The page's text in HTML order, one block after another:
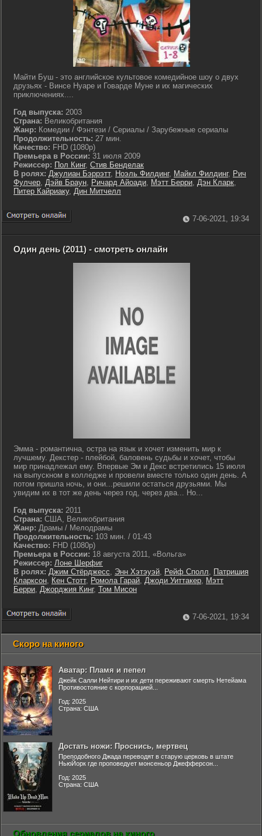
Майти Буш - это английское культовое комедийное шоу о двух
друзьях - Винсе Нуаре и Говарде Муне и их магических
приключениях....
Год выпуска: 2003
Страна: Великобритания
Жанр: Комедии / Фэнтези / Сериалы / Зарубежные сериалы
Продолжительность: 27 мин.
Качество: FHD (1080p)
Премьера в России: 31 июля 2009
Режиссер: Пол Кинг, Стив Бенделак
В ролях: Джулиан Бэррэтт, Ноэль Филдинг, Майкл Филдинг, Рич
Фулчер, Дэйв Браун, Ричард Айоади, Мэтт Берри, Дэн Кларк,
Питер Кайриаку, Дин Митчелл
7-06-2021, 19:34
Один день (2011) - смотреть онлайн
Эмма - романтична, остра на язык и хочет изменить мир к
лучшему. Декстер - плейбой, баловень судьбы и хочет, чтобы
мир принадлежал ему. Впервые Эм и Декс встретились 15 июля
на выпускном в колледже и провели вместе только один день. А
потом пришла ночь, и они...решили остаться друзьями. Мы
увидим их в тот же день через год, через два... Но...
Год выпуска: 2011
Страна: США, Великобритания
Жанр: Драмы / Мелодрамы
Продолжительность: 103 мин. / 01:43
Качество: FHD (1080p)
Премьера в России: 18 августа 2011, «Вольга»
Режиссер: Лоне Шерфиг
В ролях: Джим Стёрджесс, Энн Хэтэуэй, Рейф Сполл, Патришия
Кларксон, Кен Стотт, Ромола Гарай, Джоди Уиттакер, Мэтт
Берри, Джорджия Кинг, Том Мисон
7-06-2021, 19:34
Скоро на киного
Аватар: Пламя и пепел
Джейк Салли Нейтири и их дети переживают смерть Нетейама
Противостояние с корпорацией...
Год: 2025
Страна: США
Достать ножи: Проснись, мертвец
Преподобного Джада переводят в старую церковь в штате
НьюЙорк где проповедует монсеньор Джефферсон...
Год: 2025
Страна: США
Обновления сериалов на киного